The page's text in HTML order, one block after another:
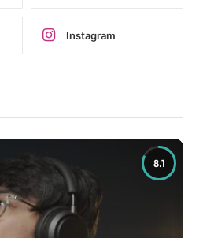
Instagram
8.1